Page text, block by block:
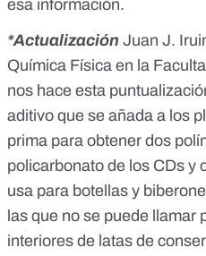
esa información.
*Actualización Juan J.
Química Física en la
nos hace esta
aditivo que se añada a los
prima para obtener dos
policarbonato de los CDs y
usa para botellas y
las que no se puede llamar
interiores de latas de